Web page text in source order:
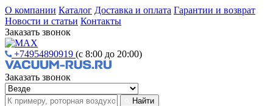
О компании Каталог Доставка и оплата Гарантии и возврат
Новости и статьи Контакты
Заказать звонок
+74954890919 (с 8:00 до 20:00)
Заказать звонок
Найти